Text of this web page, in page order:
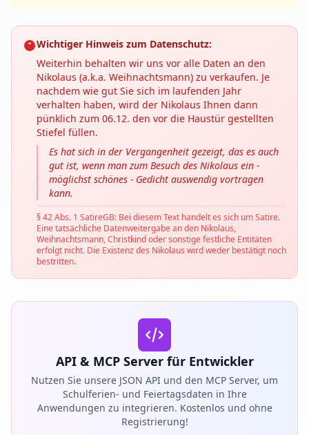
Wichtiger Hinweis zum Datenschutz:
Weiterhin behalten wir uns vor alle Daten an den
Nikolaus (a.k.a. Weihnachtsmann) zu verkaufen. Je
nachdem wie gut Sie sich im laufenden Jahr
verhalten haben, wird der Nikolaus Ihnen dann
pünklich zum 06.12. den vor die Haustür gestellten
Stiefel füllen.
Es hat sich in der Vergangenheit gezeigt, das es auch
gut ist, wenn man zum Besuch des Nikolaus ein -
möglichst schönes - Gedicht auswendig vortragen
kann.
§ 42 Abs. 1 SatireGB: Bei diesem Text handelt es sich um Satire.
Eine tatsächliche Datenweitergabe an den Nikolaus,
Weihnachtsmann, Christkind oder sonstige festliche Entitäten
erfolgt nicht. Die Existenz des Nikolaus wird weder bestätigt noch
bestritten.
API & MCP Server für Entwickler
Nutzen Sie unsere JSON API und den MCP Server, um
Schulferien- und Feiertagsdaten in Ihre
Anwendungen zu integrieren. Kostenlos und ohne
Registrierung!